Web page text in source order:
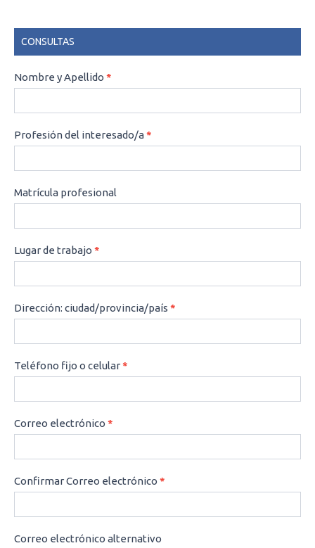
CONSULTAS
CONSULTAS
Nombre y Apellido *
Profesión del interesado/a*
Matrícula profesional
Lugar de trabajo *
Dirección: ciudad/provincia/país *
Teléfono fijo o celular*
Correo electrónico *
Confirmar Correo electrónico *
Correo electrónico alternativo